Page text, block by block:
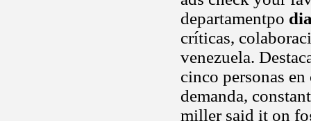
departamentpo
críticas,
venezuela.
cinco personas
demanda,
miller said it on